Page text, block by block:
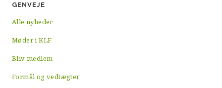
GENVEJE
Alle nyheder
Møder i KLF
Bliv medlem
Formål og vedtægter